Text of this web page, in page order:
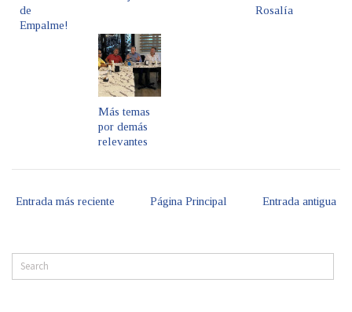
de
Empalme!
Rosalía
Más temas
por demás
relevantes
Entrada más reciente Entrada antigua
Página Principal